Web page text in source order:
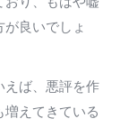
良いでしょ
えば、悪評を作
増えてきている